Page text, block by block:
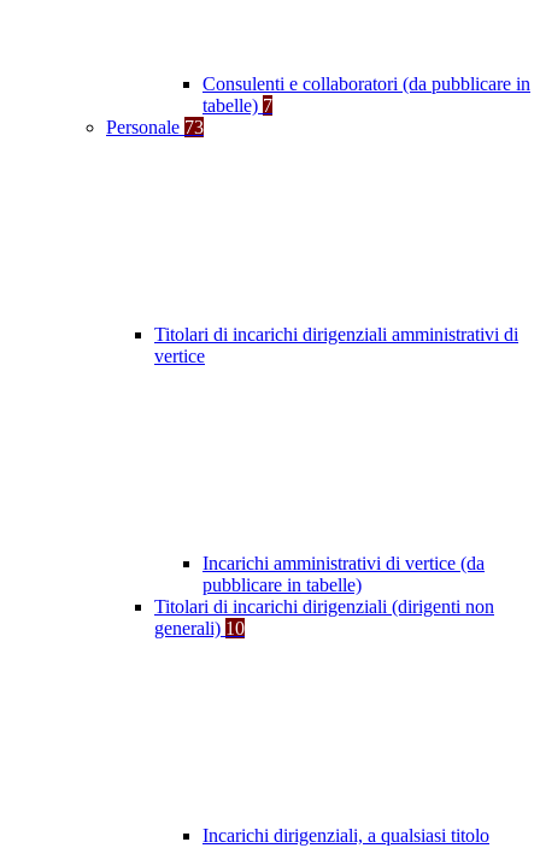
Consulenti e collaboratori (da pubblicare in
tabelle) 7
Personale 73
Titolari di incarichi dirigenziali amministrativi di
vertice
Incarichi amministrativi di vertice (da
pubblicare in tabelle)
Titolari di incarichi dirigenziali (dirigenti non
generali) 10
Incarichi dirigenziali, a qualsiasi titolo